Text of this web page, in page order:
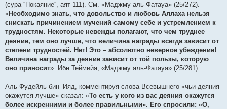
(сура ''Покаяние'', аят 111). См. «Маджму аль-Фатауа» (25/272).
«Необходимо знать, что довольство и любовь Аллаха нельзя
снискать причинением мучений самому себе и устремлением к
трудностям. Некоторые невежды полагают, что чем труднее
деяние, тем оно лучше, что величина награды всегда зависит от
степени трудностей. Нет! Это – абсолютно неверное убеждение!
Величина награды за деяние зависит от той пользы, которую
оно приносит». Ибн Теймийя, «Маджму аль-Фатауа» (25/281).
Аль-Фудейль бин ’Ияд, комментируя слова Всевышнего «чьи деяния
окажутся лучше» сказал: «То есть у кого из вас деяния окажутся
более искренними и более правильными». Его спросили: «О,